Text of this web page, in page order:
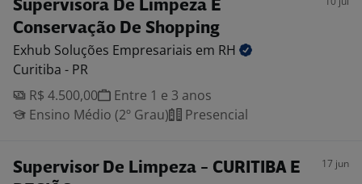
Supervisora De Limpeza E
Conservação De Shopping
Exhub Soluções Empresariais em RH
Curitiba - PR
R$ 4.500,00
Entre 1 e 3 anos
Ensino Médio (2º Grau)
Presencial
Supervisor De Limpeza - CURITIBA E
17 jun